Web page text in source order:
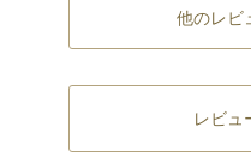
他のレビ
レビュ